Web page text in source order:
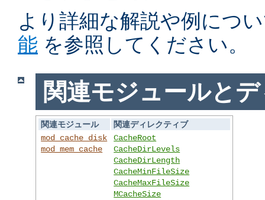
より詳細な解説や例につ
能 を参照してください。
関連モジュールと
関連モジュール
関連ディレクティブ
mod_cache_disk
mod_mem_cache
CacheRoot
CacheDirLevels
CacheDirLength
CacheMinFileSize
CacheMaxFileSize
MCacheSize